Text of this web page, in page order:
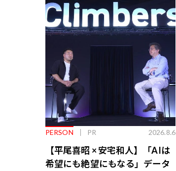
PERSON PR 2026.8.6
【平尾喜昭 × 安宅和人】「AIは
希望にも絶望にもなる」データ